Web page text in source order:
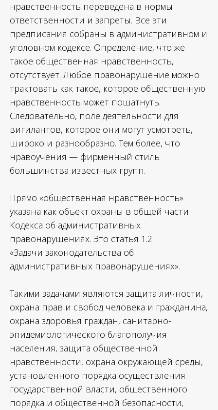
нравственность переведена в нормы
ответственности и запреты. Все эти
предписания собраны в административном и
уголовном кодексе. Определение, что же
такое общественная нравственность,
отсутствует. Любое правонарушение можно
трактовать как такое, которое общественную
нравственность может пошатнуть.
Следовательно, поле деятельности для
вигилантов, которое они могут усмотреть,
широко и разнообразно. Тем более, что
нравоучения — фирменный стиль
большинства известных групп.
Прямо «общественная нравственность»
указана как объект охраны в общей части
Кодекса об административных
правонарушениях. Это статья 1.2.
«Задачи законодательства об
административных правонарушениях».
Такими задачами являются защита личности,
охрана прав и свобод человека и гражданина,
охрана здоровья граждан, санитарно-
эпидемиологического благополучия
населения, защита общественной
нравственности, охрана окружающей среды,
установленного порядка осуществления
государственной власти, общественного
порядка и общественной безопасности,